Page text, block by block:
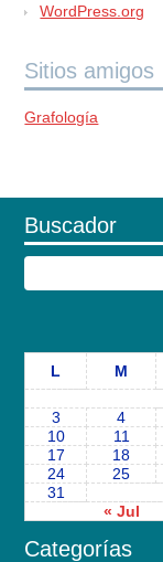
WordPress.org
Sitios amigos
Grafología
Buscador
L
M
« Jul
3
4
10
11
17
18
24
25
31
Categorías